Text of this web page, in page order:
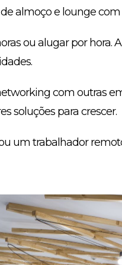
almoço e lounge
ou alugar por hora.
com outras
soluções para crescer.
um trabalhador